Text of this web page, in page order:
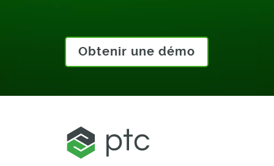
Obtenir une démo